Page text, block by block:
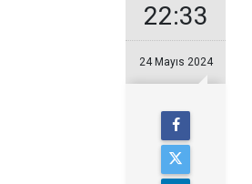
22:33
24 Mayıs 2024